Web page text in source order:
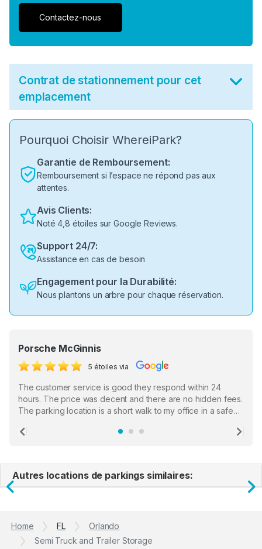
Contactez-nous
Contrat de stationnement pour cet
emplacement
Pourquoi Choisir WhereiPark?
Garantie de Remboursement:
Remboursement si l’espace ne répond pas aux
attentes.
Avis Clients:
Noté 4,8 étoiles sur Google Reviews.
Support 24/7:
Assistance en cas de besoin
Engagement pour la Durabilité:
Nous plantons un arbre pour chaque réservation.
Porsche McGinnis
5 étoiles via
The customer service is good they respond within 24
hours. The price was decent and there are no hidden fees.
The parking location is a short walk to my office in a safe
the staff who serve as a third party in distributing the
Previous
Autres locations de parkings similaires:
Previous
Home FL
Orlando
Semi Truck and Trailer Storage